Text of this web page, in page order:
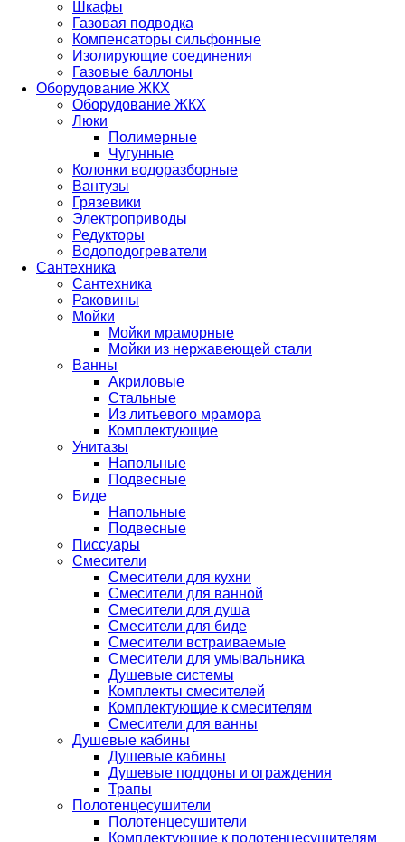
Шкафы
Газовая подводка
Компенсаторы сильфонные
Изолирующие соединения
Газовые баллоны
Оборудование ЖКХ
Оборудование ЖКХ
Люки
Полимерные
Чугунные
Колонки водоразборные
Вантузы
Грязевики
Электроприводы
Редукторы
Водоподогреватели
Сантехника
Сантехника
Раковины
Мойки
Мойки мраморные
Мойки из нержавеющей стали
Ванны
Акриловые
Стальные
Из литьевого мрамора
Комплектующие
Унитазы
Напольные
Подвесные
Биде
Напольные
Подвесные
Писсуары
Смесители
Смесители для кухни
Смесители для ванной
Смесители для душа
Смесители для биде
Смесители встраиваемые
Смесители для умывальника
Душевые системы
Комплекты смесителей
Комплектующие к смесителям
Смесители для ванны
Душевые кабины
Душевые кабины
Душевые поддоны и ограждения
Трапы
Полотенцесушители
Полотенцесушители
Комплектующие к полотенцесушителям